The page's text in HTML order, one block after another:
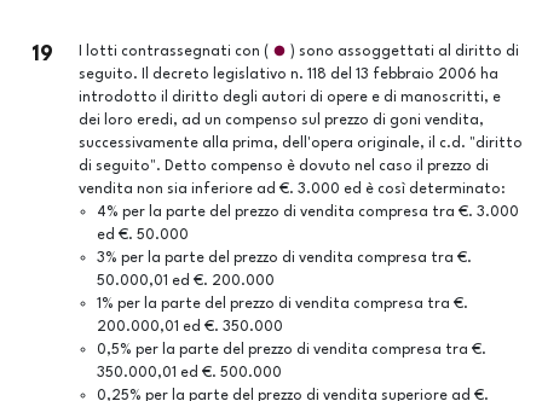
19 I lotti contrassegnati con (
) sono assoggettati al diritto di
seguito. Il decreto legislativo n. 118 del 13 febbraio 2006 ha
introdotto il diritto degli autori di opere e di manoscritti, e
dei loro eredi, ad un compenso sul prezzo di goni vendita,
successivamente alla prima, dell'opera originale, il c.d. "diritto
di seguito". Detto compenso è dovuto nel caso il prezzo di
vendita non sia inferiore ad €. 3.000 ed è così determinato:
4% per la parte del prezzo di vendita compresa tra €. 3.000
ed €. 50.000
3% per la parte del prezzo di vendita compresa tra €.
50.000,01 ed €. 200.000
1% per la parte del prezzo di vendita compresa tra €.
200.000,01 ed €. 350.000
0,5% per la parte del prezzo di vendita compresa tra €.
350.000,01 ed €. 500.000
0,25% per la parte del prezzo di vendita superiore ad €.